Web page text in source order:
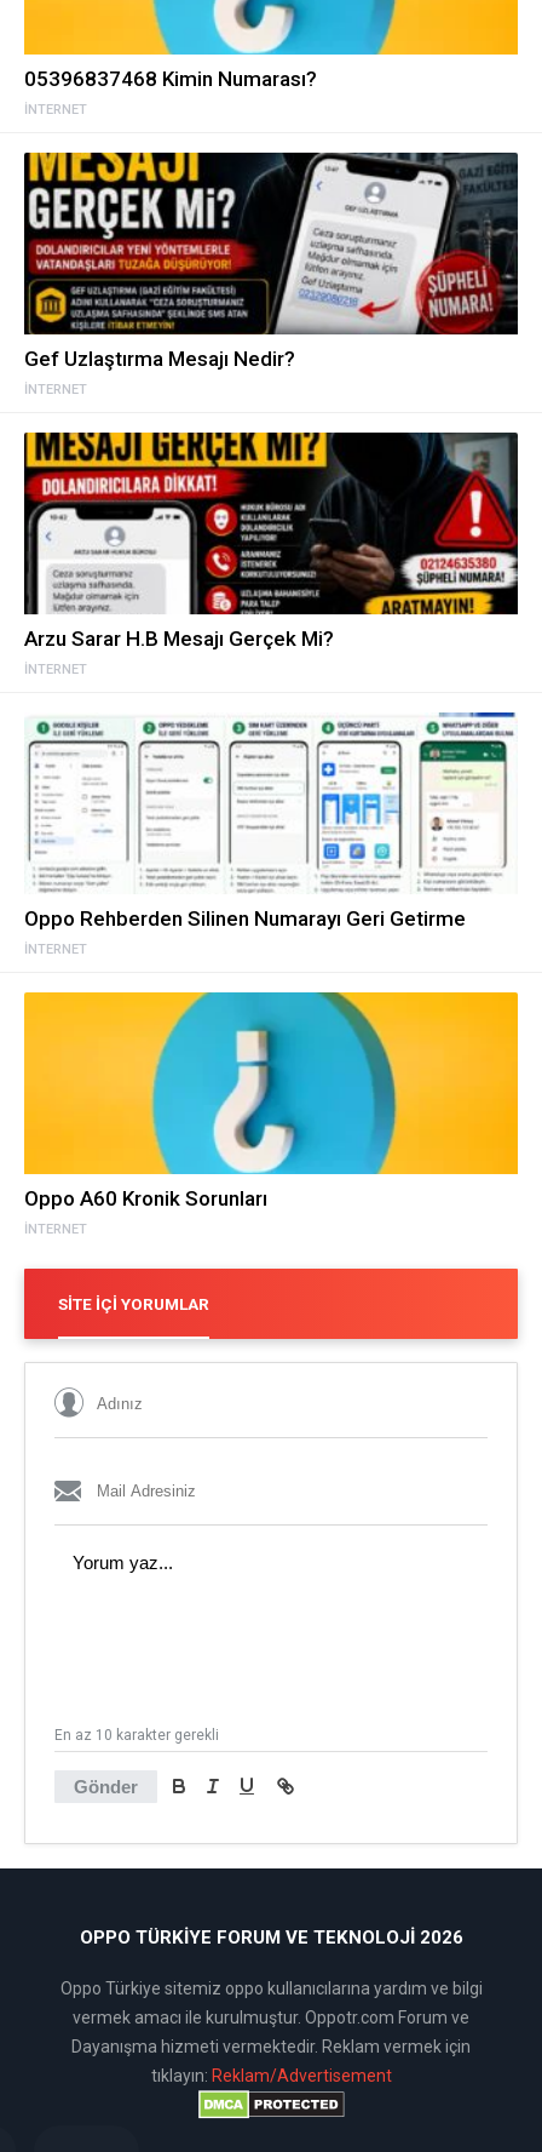
İNTERNET
05396837468 Kimin Numarası?
İNTERNET
Gef Uzlaştırma Mesajı Nedir?
İNTERNET
Arzu Sarar H.B Mesajı Gerçek Mi?
İNTERNET
Oppo Rehberden Silinen Numarayı Geri Getirme
İNTERNET
Oppo A60 Kronik Sorunları
SITE İÇI YORUMLAR
Gönder
En az 10 karakter gerekli
OPPO TÜRKIYE FORUM VE TEKNOLOJI 2026
Oppo Türkiye sitemiz oppo kullanıcılarına yardım ve bilgi
vermek amacı ile kurulmuştur. Oppotr.com Forum ve
Dayanışma hizmeti vermektedir. Reklam vermek için
tıklayın: Reklam/Advertisement